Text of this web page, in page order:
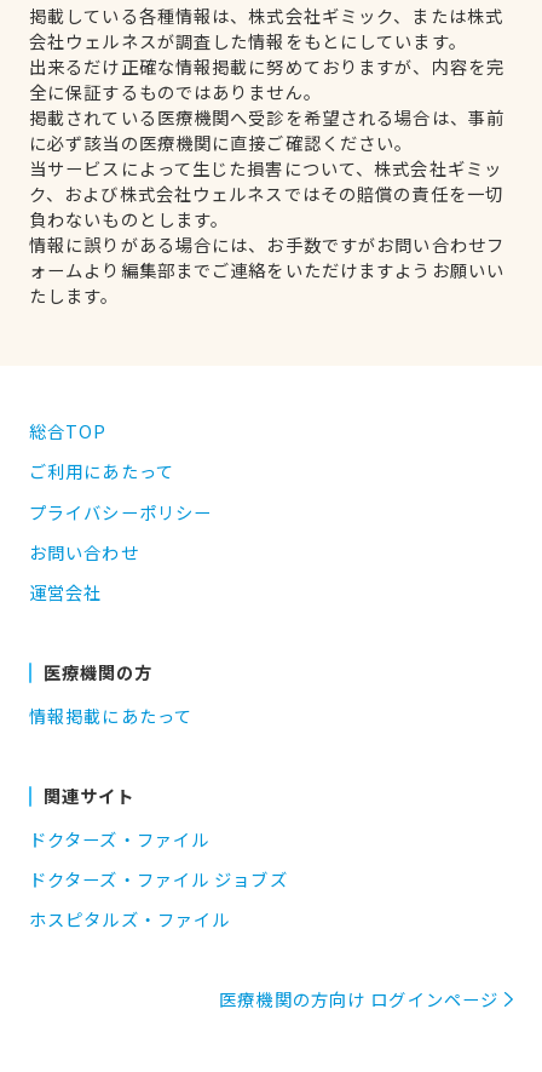
掲載している各種情報は、株式会社ギミック、または株式
会社ウェルネスが調査した情報をもとにしています。
出来るだけ正確な情報掲載に努めておりますが、内容を完
全に保証するものではありません。
掲載されている医療機関へ受診を希望される場合は、事前
に必ず該当の医療機関に直接ご確認ください。
当サービスによって生じた損害について、株式会社ギミッ
ク、および株式会社ウェルネスではその賠償の責任を一切
負わないものとします。
情報に誤りがある場合には、お手数ですがお問い合わせフ
ォームより編集部までご連絡をいただけますようお願いい
たします。
総合TOP
ご利用にあたって
プライバシーポリシー
お問い合わせ
運営会社
医療機関の方
情報掲載にあたって
関連サイト
ドクターズ・ファイル
ドクターズ・ファイル ジョブズ
ホスピタルズ・ファイル
医療機関の方向け ログインページ